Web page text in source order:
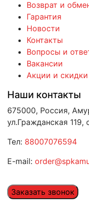
Возврат и
Гарантия
Новости
Контакты
Вопросы и
Вакансии
Акции и скидки
Наши контакты
675000, Россия,
ул.Гражданская 119,
Тел: 88007076594
E-mail:
Заказать звонок